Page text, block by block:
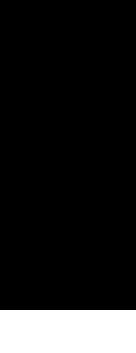
行
入院中のオレのオナサポ懇